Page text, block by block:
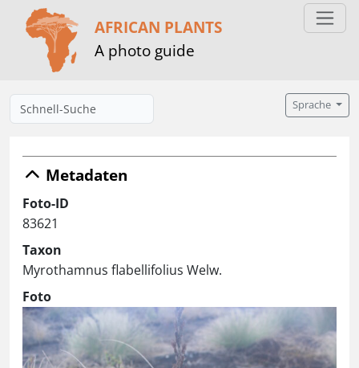
AFRICAN PLANTS
A photo guide
Sprache
Metadaten
Foto-ID
83621
Taxon
Myrothamnus flabellifolius Welw.
Foto